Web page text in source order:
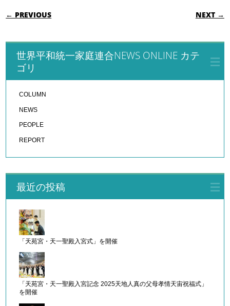
POST NAVIGATION
← PREVIOUS NEXT →
世界平和統一家庭連合NEWS ONLINE カテ
ゴリ
COLUMN
NEWS
PEOPLE
REPORT
最近の投稿
「天苑宮・天一聖殿入宮式」を開催
「天苑宮・天一聖殿入宮記念 2025天地人真の父母孝情天宙祝福式」
を開催